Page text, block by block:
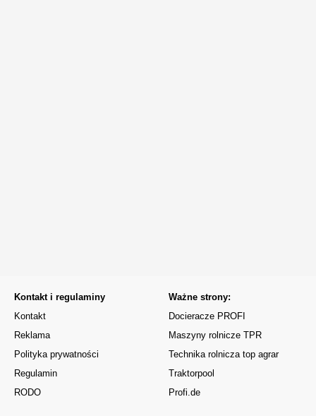
Kontakt i regulaminy
Kontakt
Reklama
Polityka prywatności
Regulamin
RODO
Ważne strony:
Docieracze PROFI
Maszyny rolnicze TPR
Technika rolnicza top agrar
Traktorpool
Profi.de